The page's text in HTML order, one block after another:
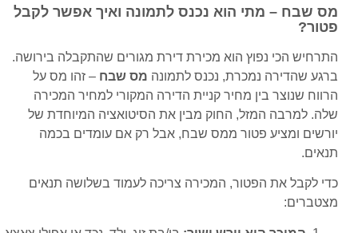
מס שבח – מתי הוא נכנס לתמונה ואיך אפשר לקבל
פטור?
התרחיש הכי נפוץ הוא מכירת דירת מגורים שהתקבלה בירושה.
ברגע שהדירה נמכרת, נכנס לתמונה מס שבח – זהו מס על
הרווח שנוצר בין מחיר קניית הדירה המקורי למחיר המכירה
שלה. למרבה המזל, החוק מבין את הסיטואציה המיוחדת של
יורשים ומציע פטור ממס שבח, אבל רק אם עומדים בכמה
תנאים.
כדי לקבל את הפטור, המכירה צריכה לעמוד בשלושה תנאים
מצטברים: